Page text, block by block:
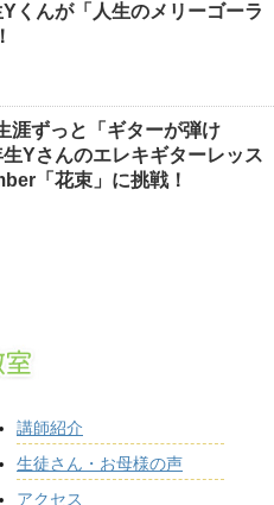
くんが「人生のメリーゴーラ
涯ずっと「ギターが弾け
Yさんのエレキギターレッス
「花束」に挑戦！
講師紹介
生徒さん・お母様の声
アクセス